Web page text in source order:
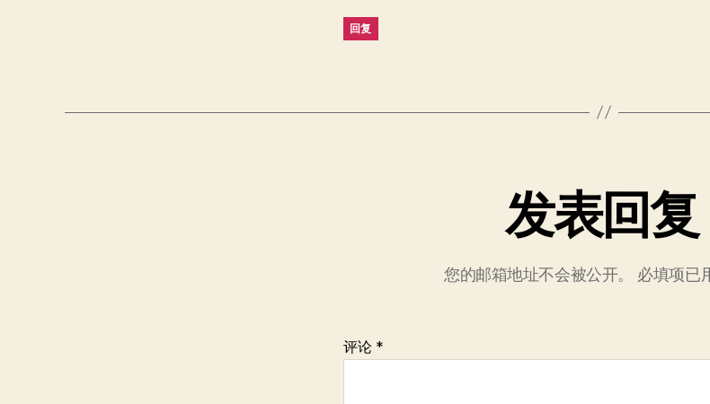
回复
发表回复
您的邮箱地址不会被公开。 必填项已
评论 *